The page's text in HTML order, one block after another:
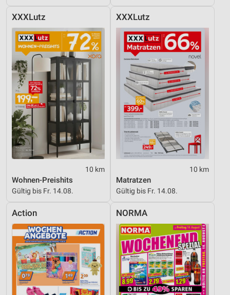
XXXLutz
10 km
Wohnen-Preishits
Gültig bis Fr. 14.08.
XXXLutz
10 km
Matratzen
Gültig bis Fr. 14.08.
Action NORMA